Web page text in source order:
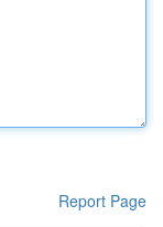
Report Page